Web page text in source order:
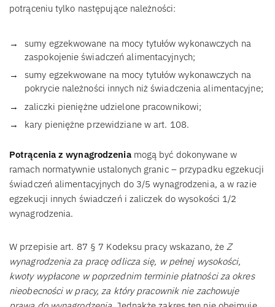
potrąceniu tylko następujące należności:
sumy egzekwowane na mocy tytułów wykonawczych na
zaspokojenie świadczeń alimentacyjnych;
sumy egzekwowane na mocy tytułów wykonawczych na
pokrycie należności innych niż świadczenia alimentacyjne;
zaliczki pieniężne udzielone pracownikowi;
kary pieniężne przewidziane w art. 108.
Potrącenia z wynagrodzeniamogą być dokonywane w
ramach normatywnie ustalonych granic – przypadku egzekucji
świadczeń alimentacyjnych do 3/5 wynagrodzenia, a w razie
egzekucji innych świadczeń i zaliczek do wysokości 1/2
wynagrodzenia.
W przepisie art. 87 § 7 Kodeksu pracy wskazano, żeZ
wynagrodzenia za pracę odlicza się, w pełnej wysokości,
kwoty wypłacone w poprzednim terminie płatności za okres
nieobecności w pracy, za który pracownik nie zachowuje